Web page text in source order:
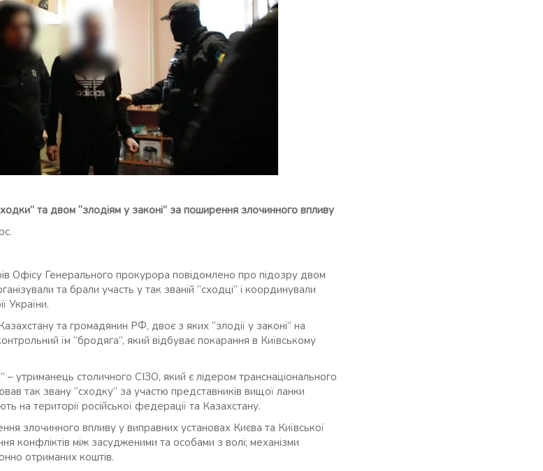
та двом “злодіям у законі” за поширення злочинного впливу
Офісу Генерального прокурора повідомлено про підозру двом
та брали участь у так званій “сходці” і координували
України.
та громадянин РФ, двоє з яких “злодії у законі” на
їм “бродяга”, який відбуває покарання в Київському
– утриманець столичного СІЗО, який є лідером транснаціонального
так звану “сходку” за участю представників вищої ланки
на території російської федерації та Казахстану.
злочинного впливу у виправних установах Києва та Київської
конфліктів між засудженими та особами з волі; механізми
отриманих коштів.